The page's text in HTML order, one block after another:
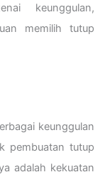
keunggulan,
memilih tutup
keunggulan
pembuatan tutup
adalah kekuatan